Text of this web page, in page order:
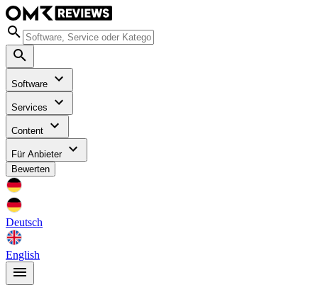
Software
Services
Content
Für Anbieter
Bewerten
Deutsch
English